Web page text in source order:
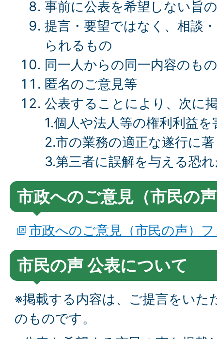
事前に公表を希望しない旨
提言・要望ではなく、相談
られるもの
同一人からの同一内容のもの
匿名のご意見等
公表することにより、次に
1.個人や法人等の権利利益
2.市の業務の適正な遂行に
3.第三者に誤解を与える恐
市政へのご意見（市民の
市政へのご意見（市民の声）
市民の声 公表について
※掲載する内容は、ご提言をいた
のものです。